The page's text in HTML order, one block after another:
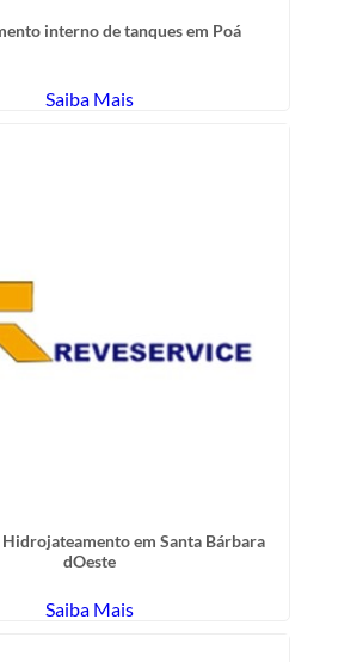
interno de tanques em Poá
Saiba Mais
em Santa Bárbara
dOeste
Saiba Mais